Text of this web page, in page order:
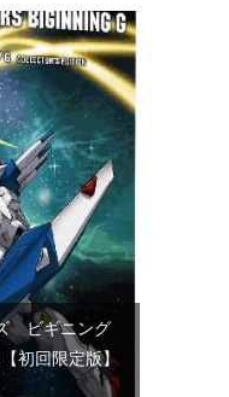
ビギニング
初回限定版】